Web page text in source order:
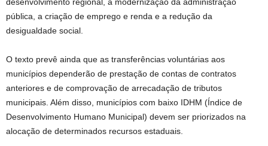
pública, a criação de emprego e renda e a redução da
desigualdade social.
O texto prevê ainda que as transferências voluntárias aos
municípios dependerão de prestação de contas de contratos
anteriores e de comprovação de arrecadação de tributos
municipais. Além disso, municípios com baixo IDHM (Índice de
Desenvolvimento Humano Municipal) devem ser priorizados na
alocação de determinados recursos estaduais.